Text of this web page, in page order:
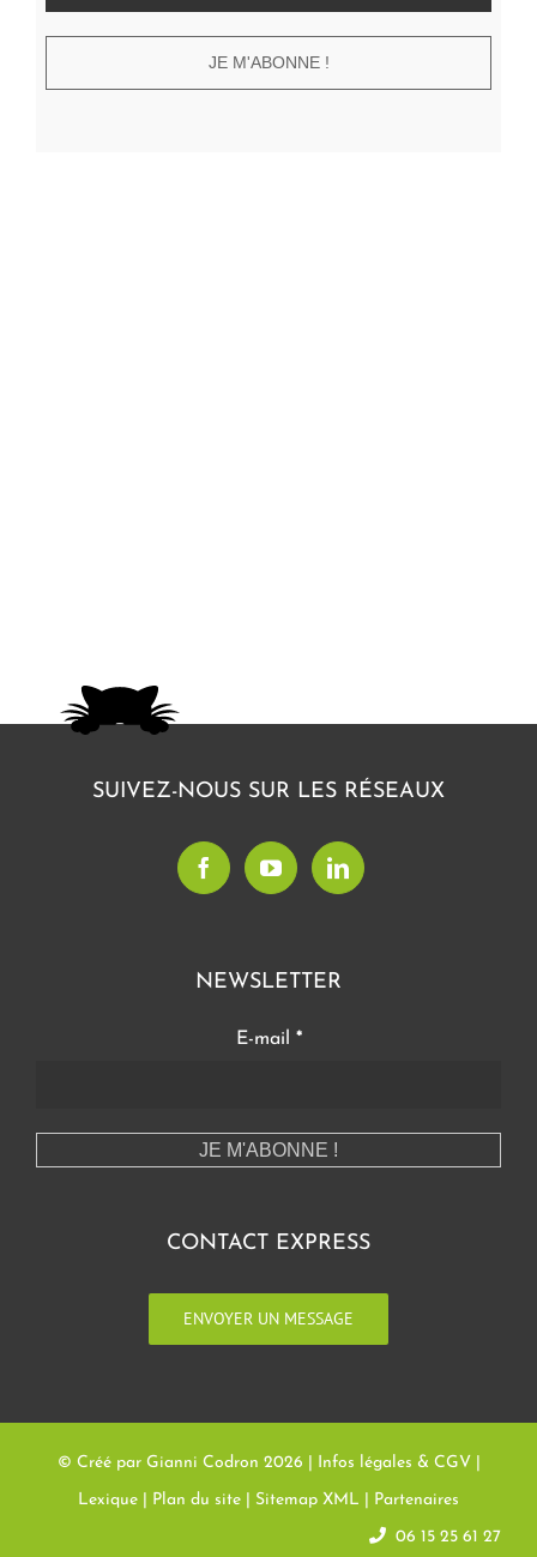
SUIVEZ-NOUS SUR LES RÉSEAUX
NEWSLETTER
E-mail *
CONTACT EXPRESS
ENVOYER UN MESSAGE
© Créé par Gianni Codron 2026 | Infos légales & CGV
Lexique Plan du site Sitemap XML Partenaires
06 15 25 61 27